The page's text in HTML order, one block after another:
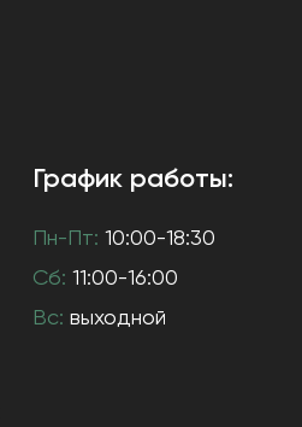
График работы:
Пн-Пт: 10:00-18:30
Сб: 11:00-16:00
Вс: выходной